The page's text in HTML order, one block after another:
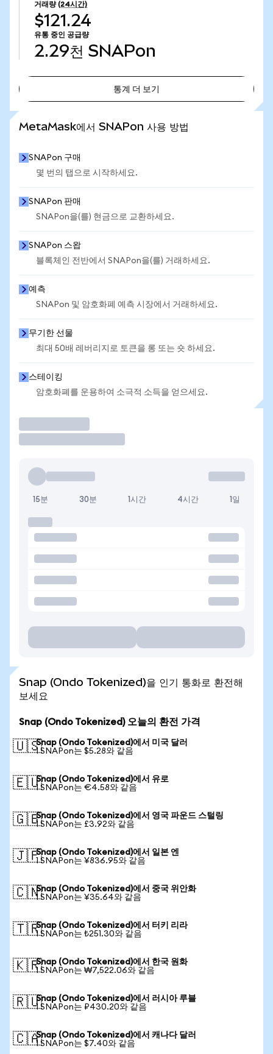
거래량 (24시간)
$121.24
유통 중인 공급량
2.29천 SNAPon
통계 더 보기
MetaMask에서 SNAPon 사용 방법
SNAPon 구매
몇 번의 탭으로 시작하세요.
SNAPon 판매
SNAPon을(를) 현금으로 교환하세요.
SNAPon 스왑
블록체인 전반에서 SNAPon을(를) 거래하세요.
예측
SNAPon 및 암호화폐 예측 시장에서 거래하세요.
무기한 선물
최대 50배 레버리지로 토큰을 롱 또는 숏 하세요.
스테이킹
암호화폐를 운용하여 소극적 소득을 얻으세요.
15분 30분 1시간 4시간 1일
Snap (Ondo Tokenized)을 인기 통화로 환전해
보세요
Snap (Ondo Tokenized) 오늘의 환전 가격
🇺🇸Snap (Ondo Tokenized)에서 미국 달러
1 SNAPon는 $5.28와 같음
🇪🇺Snap (Ondo Tokenized)에서 유로
1 SNAPon는 €4.58와 같음
🇬🇧Snap (Ondo Tokenized)에서 영국 파운드 스털링
1 SNAPon는 £3.92와 같음
🇯🇵Snap (Ondo Tokenized)에서 일본 엔
1 SNAPon는 ¥836.95와 같음
🇨🇳Snap (Ondo Tokenized)에서 중국 위안화
1 SNAPon는 ¥35.64와 같음
🇹🇷Snap (Ondo Tokenized)에서 터키 리라
1 SNAPon는 ₺251.30와 같음
🇰🇷Snap (Ondo Tokenized)에서 한국 원화
1 SNAPon는 ₩7,522.06와 같음
🇷🇺Snap (Ondo Tokenized)에서 러시아 루블
1 SNAPon는 ₽430.20와 같음
🇨🇦Snap (Ondo Tokenized)에서 캐나다 달러
1 SNAPon는 $7.40와 같음